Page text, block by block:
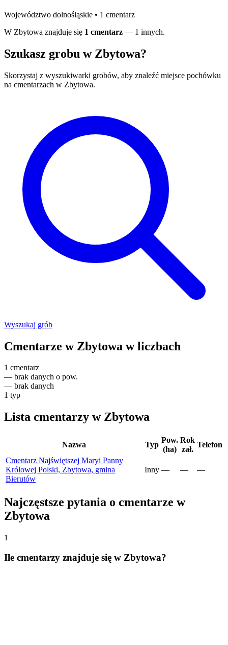
Województwo dolnośląskie • 1 cmentarz
W Zbytowa znajduje się 1 cmentarz — 1 innych.
Szukasz grobu w Zbytowa?
Skorzystaj z wyszukiwarki grobów, aby znaleźć miejsce pochówku
na cmentarzach w Zbytowa.
Wyszukaj grób
Cmentarze w Zbytowa w liczbach
1 cmentarz
— brak danych o pow.
— brak danych
1 typ
Lista cmentarzy w Zbytowa
Nazwa Typ
Pow.
(ha)
Rok
zał.
Telefon
Cmentarz Najświętszej Maryi Panny
Królowej Polski, Zbytowa, gmina
Bierutów
Inny — — —
Najczęstsze pytania o cmentarze w
Zbytowa
1
Ile cmentarzy znajduje się w Zbytowa?